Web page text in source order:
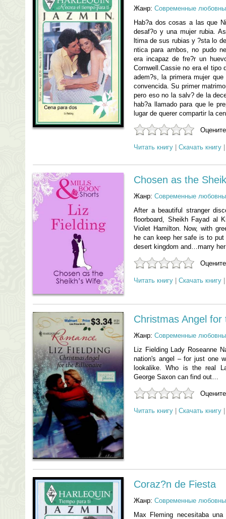
Жанр: Современные
Hab?a dos cosas a las que
desaf?o y una mujer rubia.
ltima de sus rubias y ?sta lo
ntica para ambos, no pudo
era incapaz de fre?r un
Cornwell.Cassie no era el tipo
adem?s, la primera mujer
convencida. Su primer
pero eso no la salv? de la
hab?a llamado para que le
lugar de querer compartir la
Читать книгу Скачать книгу
Chosen as the
Жанр: Современные
After a beautiful stranger
floorboard, Sheikh Fayad al
Violet Hamilton. Now, with
he can keep her safe is to
desert kingdom and…marry
Читать книгу Скачать книгу
Christmas Angel for
Жанр: Современные
Liz Fielding Lady Roseanne
nation's angel – for just one
lookalike. Who is the real
George Saxon can find out…
Читать книгу Скачать книгу
Coraz?n de Fiesta
Жанр: Современные
Max Fleming necesitaba